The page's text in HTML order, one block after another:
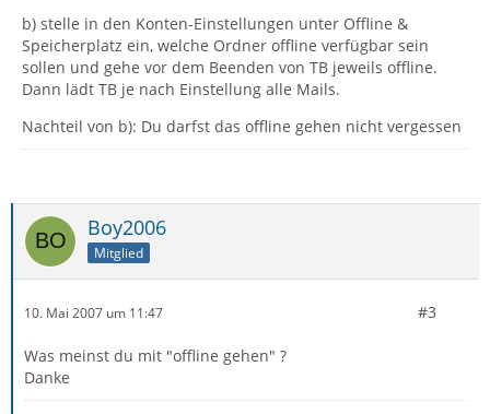
b) stelle in den Konten-Einstellungen unter Offline &
Speicherplatz ein, welche Ordner offline verfügbar sein
sollen und gehe vor dem Beenden von TB jeweils offline.
Dann lädt TB je nach Einstellung alle Mails.
Nachteil von b): Du darfst das offline gehen nicht vergessen
Boy2006
Mitglied
10. Mai 2007 um 11:47 #3
Was meinst du mit "offline gehen" ?
Danke